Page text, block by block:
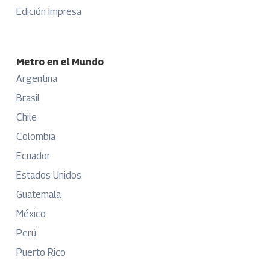
Edición Impresa
Metro en el Mundo
Argentina
Brasil
Chile
Colombia
Ecuador
Estados Unidos
Guatemala
México
Perú
Puerto Rico